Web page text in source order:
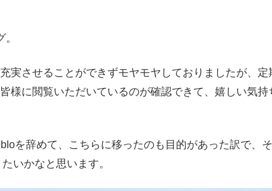
実させることができずモヤモヤしておりましたが、定
様に閲覧いただいているのが確認できて、嬉しい気持
を辞めて、こちらに移ったのも目的があった訳で、
いかなと思います。